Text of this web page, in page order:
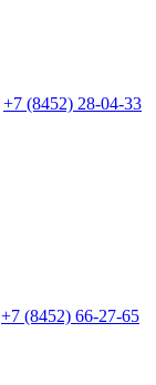
+7 (8452) 28-04-33
+7 (8452) 66-27-65